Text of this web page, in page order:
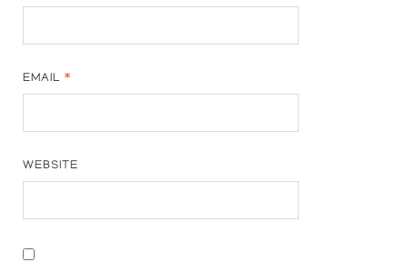
EMAIL*
WEBSITE